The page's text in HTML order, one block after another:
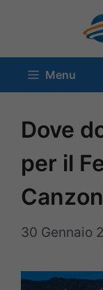
contenuto
Menu
Dove
per il
30 Gennaio